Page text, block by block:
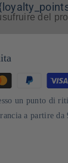
del
un punto di
a partire